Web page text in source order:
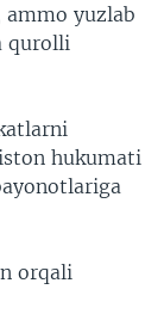
yuzlab
qurolli
hukumati
orqali